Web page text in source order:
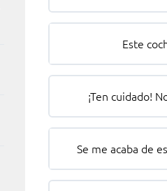
Este
¡Ten cuidado!
Se me acaba de